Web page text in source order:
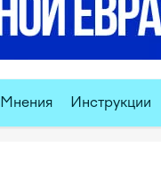
Мнения Инструкции